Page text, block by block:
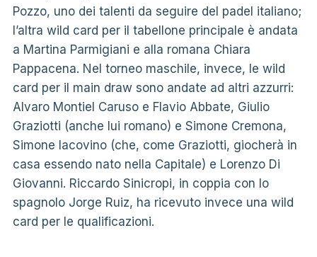
Pozzo, uno dei talenti da seguire del padel italiano;
l’altra wild card per il tabellone principale è andata
a Martina Parmigiani e alla romana Chiara
Pappacena. Nel torneo maschile, invece, le wild
card per il main draw sono andate ad altri azzurri:
Alvaro Montiel Caruso e Flavio Abbate, Giulio
Graziotti (anche lui romano) e Simone Cremona,
Simone Iacovino (che, come Graziotti, giocherà in
casa essendo nato nella Capitale) e Lorenzo Di
Giovanni. Riccardo Sinicropi, in coppia con lo
spagnolo Jorge Ruiz, ha ricevuto invece una wild
card per le qualificazioni.